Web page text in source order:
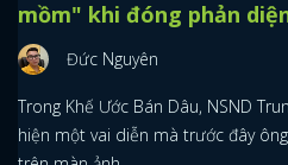
mồm" khi đóng phản
Đức Nguyên
Trong Khế Ước Bán Dâu, NSND
hiện một vai diễn mà trước đây